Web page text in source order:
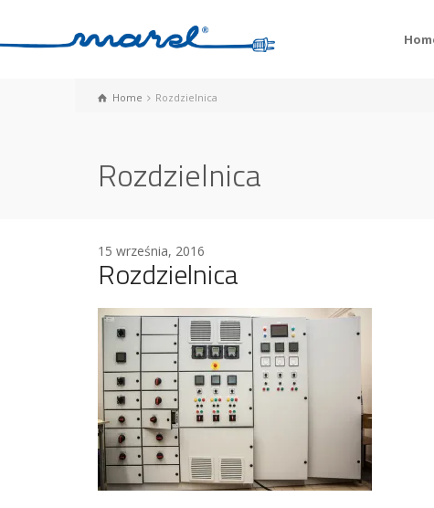
Home Rozdzielnica
Rozdzielnica
15 września, 2016
Rozdzielnica